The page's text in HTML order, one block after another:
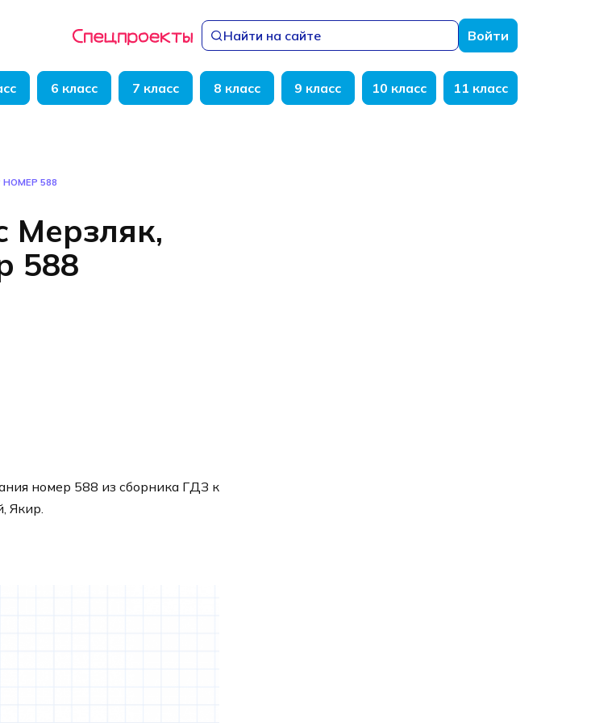
Найти на сайте Войти
6 класс 7 класс 8 класс 9 класс 10 класс 11 класс
НОМЕР 588
Мерзляк,
588
номер 588 из сборника ГДЗ к
Якир.